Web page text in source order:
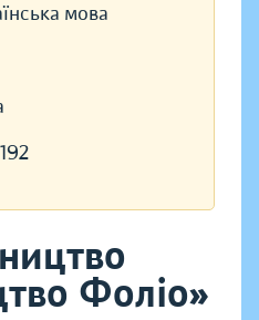
мова
192
Фоліо»